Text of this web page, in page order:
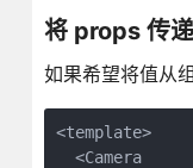
将 props 传
如果希望将值从
<template>
  <Camera